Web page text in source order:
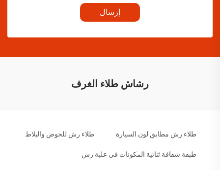
إرسال
رشاش طلاء الغرف
طلاء رش مطابق لون السيارة طلاء رش للحوض والبلاط
طبقة شفافة ثنائية المكونات في علبة رش